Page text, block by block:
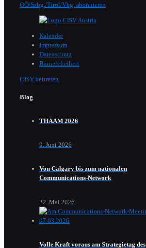
OÖ/Szbg./Tirol/Vbg. abonnieren
Kalender
Impressum
Datenschutz
Barrierefreiheit
CISV beitreten
Blog
THAAM 2026
9. Juni 2026
Von Calgary bis zum nationalen
Communications-Network
22. Mai 2026
Volle Kraft voraus am Strategietag des